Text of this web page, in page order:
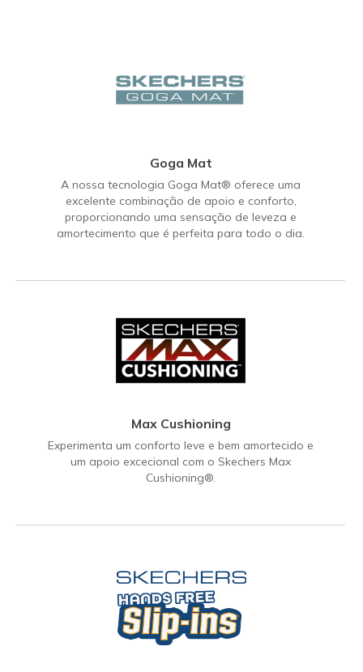
Goga Mat
A nossa tecnologia Goga Mat® oferece uma
excelente combinação de apoio e conforto,
proporcionando uma sensação de leveza e
amortecimento que é perfeita para todo o dia.
Max Cushioning
Experimenta um conforto leve e bem amortecido e
um apoio excecional com o Skechers Max
Cushioning®.